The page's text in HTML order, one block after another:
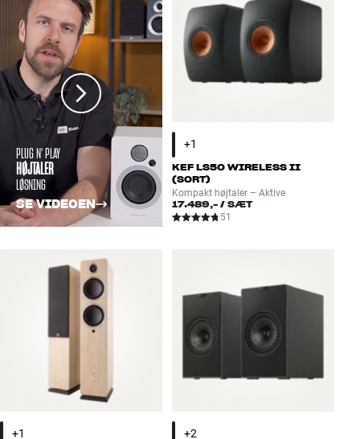
PLUG N' PLAY
HØJTALER
LØSNING
SE VIDEOEN
KEF LS50 WIRELESS II
(SORT)
Kompakt højtaler – Aktive
17.489,- / SÆT
51